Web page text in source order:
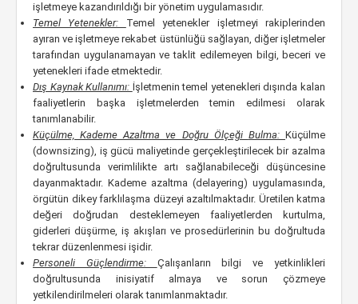
işletmeye kazandırıldığı bir yönetim uygulamasıdır.
Temel Yetenekler: Temel yetenekler işletmeyi rakiplerinden
ayıran ve işletmeye rekabet üstünlüğü sağlayan, diğer işletmeler
tarafından uygulanamayan ve taklit edilemeyen bilgi, beceri ve
yetenekleri ifade etmektedir.
Dış Kaynak Kullanımı: İşletmenin temel yetenekleri dışında kalan
faaliyetlerin başka işletmelerden temin edilmesi olarak
tanımlanabilir.
Küçülme, Kademe Azaltma ve Doğru Ölçeği Bulma:Küçülme
(downsizing), iş gücü maliyetinde gerçekleştirilecek bir azalma
doğrultusunda verimlilikte artı sağlanabileceği düşüncesine
dayanmaktadır. Kademe azaltma (delayering) uygulamasında,
örgütün dikey farklılaşma düzeyi azaltılmaktadır. Üretilen katma
değeri doğrudan desteklemeyen faaliyetlerden kurtulma,
giderleri düşürme, iş akışları ve prosedürlerinin bu doğrultuda
tekrar düzenlenmesi işidir.
Personeli Güçlendirme: Çalışanların bilgi ve yetkinlikleri
doğrultusunda inisiyatif almaya ve sorun çözmeye
yetkilendirilmeleri olarak tanımlanmaktadır.